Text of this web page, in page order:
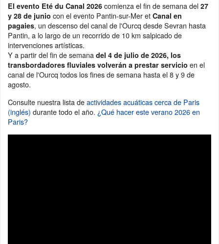
El evento Eté du Canal 2026 comienza el fin de semana del 27
y 28 de junio con el evento Pantin-sur-Mer et Canal en
pagaies, un descenso del canal de l'Ourcq desde Sevran hasta
Pantin, a lo largo de un recorrido de 10 km salpicado de
intervenciones artísticas.
Y a partir del fin de semana del 4 de julio de 2026, los
transbordadores fluviales volverán a prestar servicio en el
canal de l'Ourcq todos los fines de semana hasta el 8 y 9 de
agosto.
Consulte nuestra lista deactividades acuáticas cerca de Paris
(inglés) durante todo el año. ¿Qué hacer este verano 2026 en
Paris?